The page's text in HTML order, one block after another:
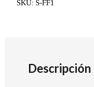
SKU: S-FF1
Descripción